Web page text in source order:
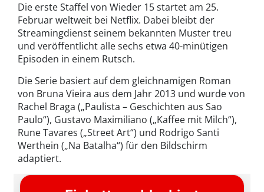
Die erste Staffel von Wieder 15 startet am 25.
Februar weltweit bei Netflix. Dabei bleibt der
Streamingdienst seinem bekannten Muster treu
und veröffentlicht alle sechs etwa 40-minütigen
Episoden in einem Rutsch.
Die Serie basiert auf dem gleichnamigen Roman
von Bruna Vieira aus dem Jahr 2013 und wurde von
Rachel Braga („Paulista – Geschichten aus Sao
Paulo“), Gustavo Maximiliano („Kaffee mit Milch“),
Rune Tavares („Street Art“) und Rodrigo Santi
Werthein („Na Batalha“) für den Bildschirm
adaptiert.